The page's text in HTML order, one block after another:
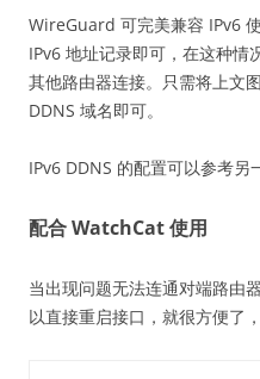
WireGuard 可完美兼容 IPv6
IPv6 地址记录即可，在这种
其他路由器连接。只需将上文
DDNS 域名即可。
IPv6 DDNS 的配置可以参考另
配合 WatchCat 使用
当出现问题无法连通对端路由
以直接重启接口，就很方便了